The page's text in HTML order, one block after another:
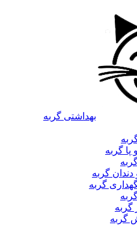
بهداشتی گربه
گربه
گربه
گربه
گربه
گربه